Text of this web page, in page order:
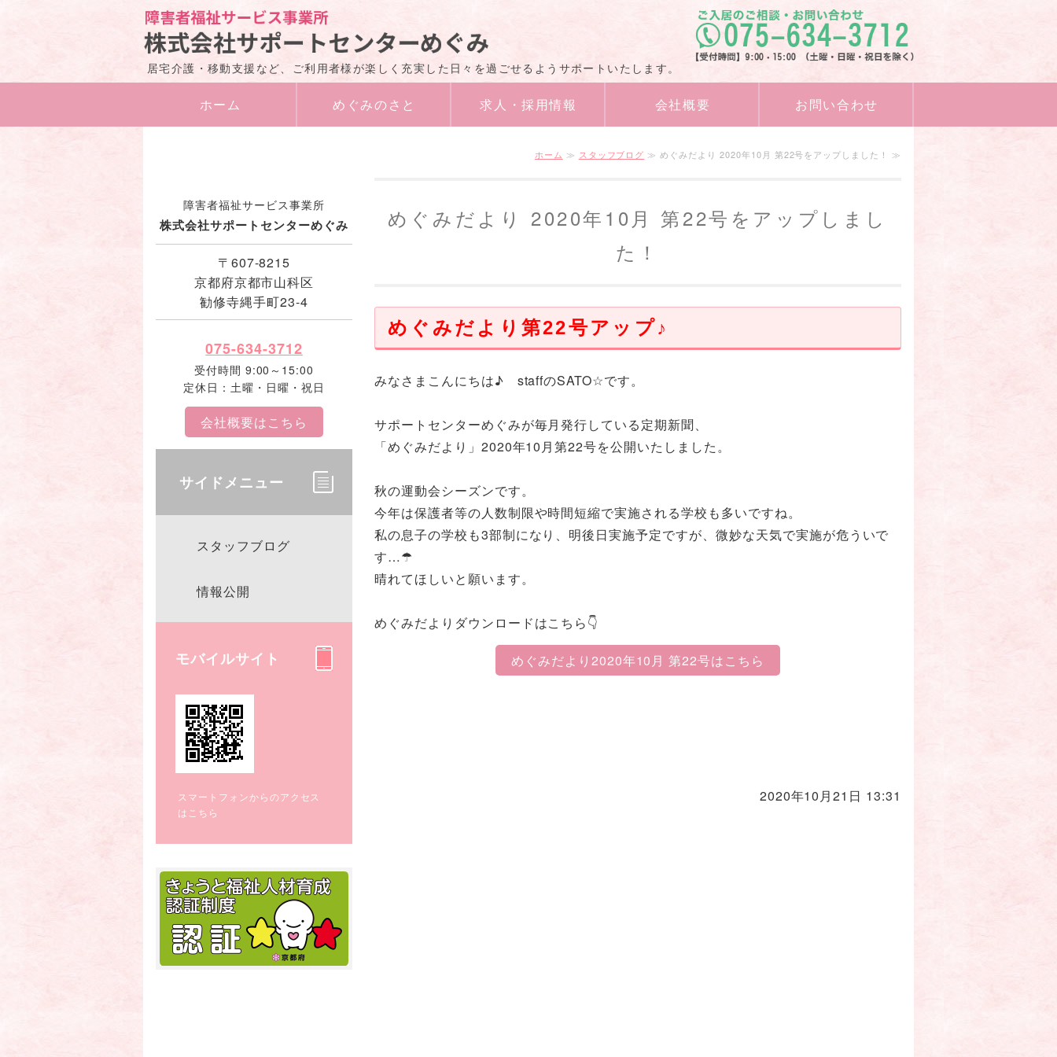
障害者福祉サービス事業所 株式会社サポートセン
居宅介護・移動支援など、ご利用者様が楽しく充実した日々を過ごせるようサポートいたします。
ホーム めぐみのさと 求人・採用情報 会社概要 お問い合わせ
ホーム ≫ スタッフブログ ≫ めぐみだより 2020年10月 第22号をアップしました！ ≫
めぐみだより 2020年10月 第22号をアップしまし
た！
めぐみだより第22号アップ♪
みなさまこんにちは♪ staffのSATO☆です。
サポートセンターめぐみが毎月発行している定期新聞、
「めぐみだより」2020年10月第22号を公開いたしました。
秋の運動会シーズンです。
今年は保護者等の人数制限や時間短縮で実施される学校も多いですね。
私の息子の学校も3部制になり、明後日実施予定ですが、微妙な天気で実施が危ういで
す…☂
晴れてほしいと願います。
めぐみだよりダウンロードはこちら👇
めぐみだより2020年10月 第22号はこちら
2020年10月21日 13:31
障害者福祉サービス事業所
株式会社サポートセンターめぐみ
〒607-8215
京都府京都市山科区
勧修寺縄手町23-4
075-634-3712
受付時間 9:00～15:00
定休日：土曜・日曜・祝日
会社概要はこちら
サイドメニュー
スタッフブログ
情報公開
モバイルサイト
スマートフォンからのアクセス
はこちら